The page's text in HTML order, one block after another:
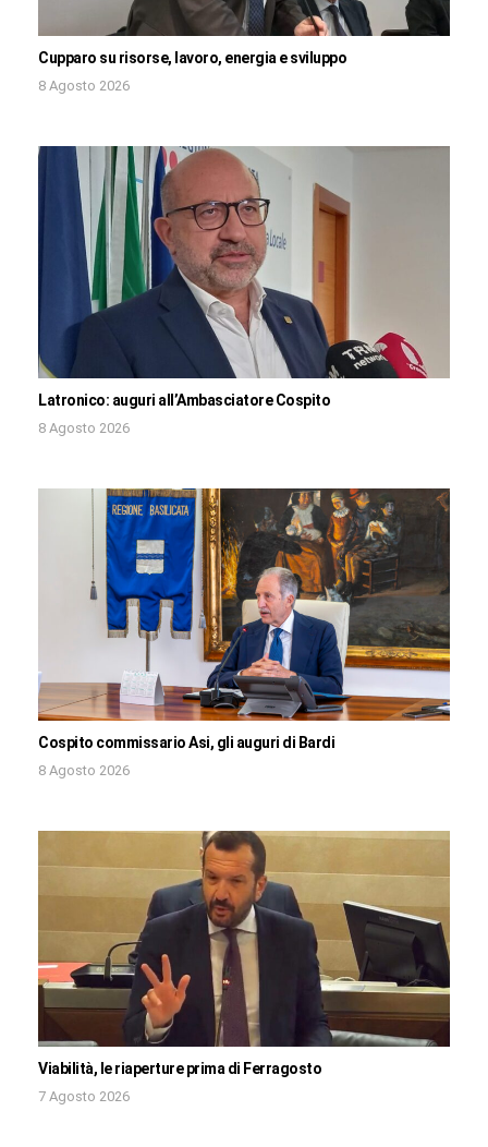
Cupparo su risorse, lavoro, energia e sviluppo
8 Agosto 2026
Latronico: auguri all’Ambasciatore Cospito
8 Agosto 2026
Cospito commissario Asi, gli auguri di Bardi
8 Agosto 2026
Viabilità, le riaperture prima di Ferragosto
7 Agosto 2026